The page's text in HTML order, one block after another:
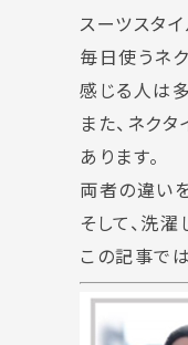
スーツスタ
毎日使うネ
感じる人は多
また、ネク
あります。
両者の違い
そして、洗
この記事で